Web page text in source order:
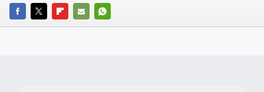
FACEBOOK
TWITTERFLIPBOARD
E-
WHATSAPP